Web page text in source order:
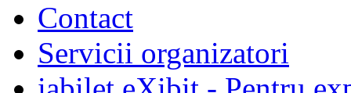
Contact
Servicii organizatori